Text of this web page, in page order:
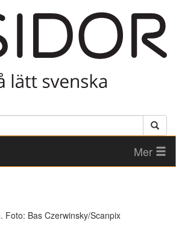
Mer
Foto: Bas Czerwinsky/Scanpix